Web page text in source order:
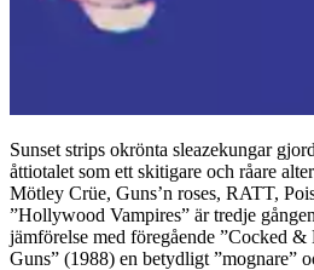
Sunset strips okrönta sleazekungar
åttiotalet som ett skitigare och råare
Mötley Crüe, Guns’n roses, RATT,
”Hollywood Vampires” är tredje
jämförelse med föregående ”Cocked
Guns” (1988) en betydligt ”mognare”